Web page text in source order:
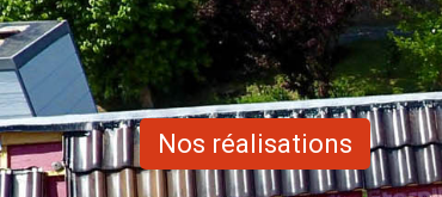
Nos réalisations